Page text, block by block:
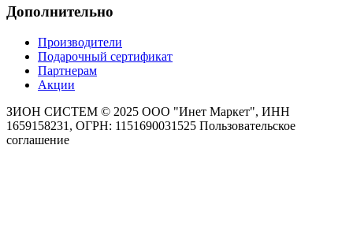
Дополнительно
Производители
Подарочный сертификат
Партнерам
Акции
ЗИОН СИСТЕМ © 2025 ООО "Инет Маркет", ИНН
1659158231, ОГРН: 1151690031525 Пользовательское
соглашение